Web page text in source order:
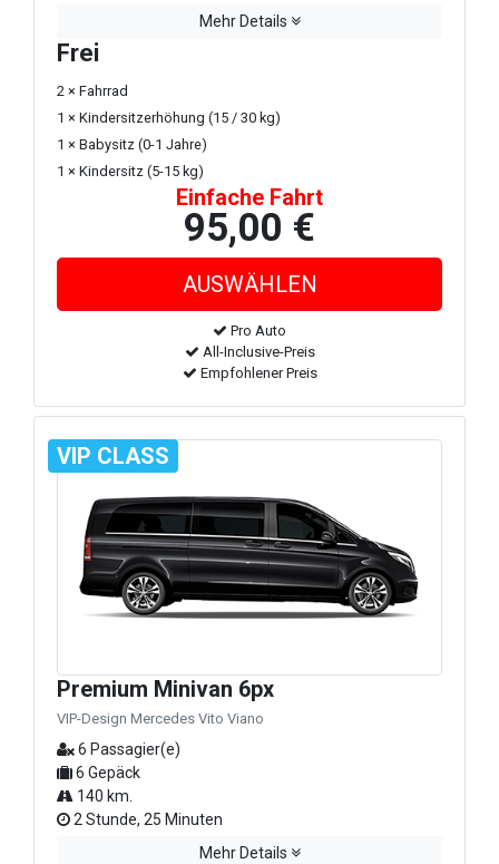
Mehr Details
Frei
2 × Fahrrad
1 × Kindersitzerhöhung (15 / 30 kg)
1 × Babysitz (0-1 Jahre)
1 × Kindersitz (5-15 kg)
Einfache Fahrt
95,00 €
Pro Auto
All-Inclusive-Preis
Empfohlener Preis
VIP CLASS
Premium Minivan 6px
VIP-Design Mercedes Vito Viano
6 Passagier(e)
6 Gepäck
140 km.
2 Stunde, 25 Minuten
Mehr Details